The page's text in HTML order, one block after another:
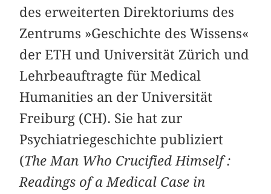
des erweiterten Direktoriums des
Zentrums »Geschichte des Wissens«
der ETH und Universität Zürich und
Lehrbeauftragte für Medical
Humanities an der Universität
Freiburg (CH). Sie hat zur
Psychiatriegeschichte publiziert
(The Man Who Crucified Himself :
Readings of a Medical Case in